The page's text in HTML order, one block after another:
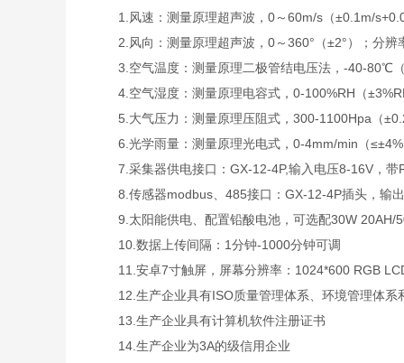
1.风速：测量原理超声波，0～60m/s（±0.1m/
2.风向：测量原理超声波，0～360°（±2°）；分辨
3.空气温度：测量原理二极管结电压法，-40-80℃
4.空气湿度：测量原理电容式，0-100%RH（
5.大气压力：测量原理压阻式，300-1100Hpa（
6.光学雨量：测量原理光电式，0-4mm/min（≤±4%
7.采集器供电接口：GX-12-4P,输入电压8-16V，带
8.传感器modbus、485接口：GX-12-4P插头，输出
9.太阳能供电、配置铅酸电池，可选配30W 20AH/
10.数据上传间隔：1分钟-1000分钟可调
11.安卓7寸触屏，屏幕分辨率：1024*600 RGB
12.生产企业具有ISO质量管理体系、环境管理体系
13.生产企业具有计算机软件注册证书
14.生产企业为3A的级信用企业